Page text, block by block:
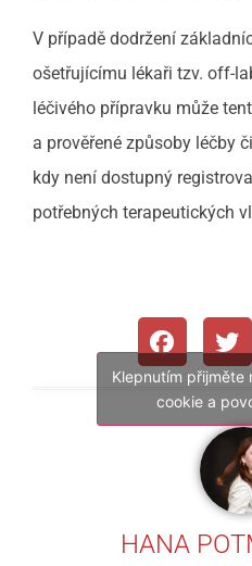
V případě dodržení
ošetřujícímu lékaři tzv. off-
léčivého přípravku může
a prověřené způsoby léčby
kdy není dostupný
potřebných terapeutických
Klepnutím přijměte
cookie a
HANA